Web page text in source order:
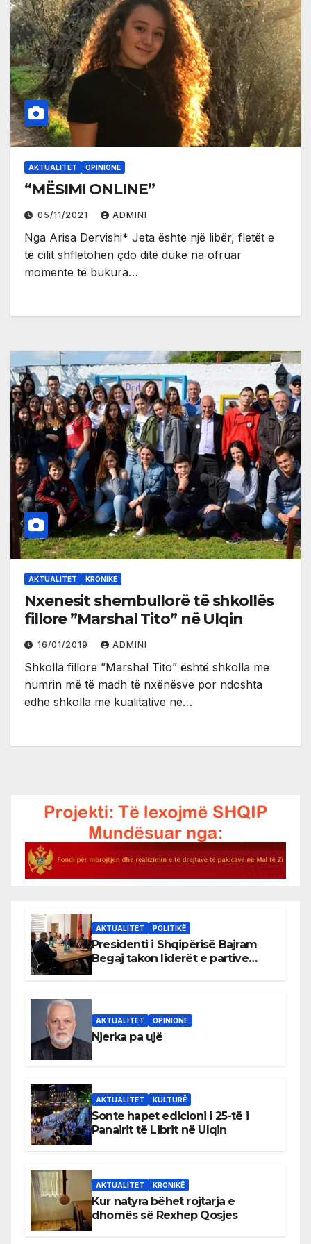
AKTUALITET OPINIONE
“MËSIMI ONLINE”
05/11/2021 ADMINI
Nga Arisa Dervishi* Jeta është një libër, fletët e
të cilit shfletohen çdo ditë duke na ofruar
momente të bukura…
AKTUALITET KRONIKË
Nxenesit shembullorë të shkollës
fillore ”Marshal Tito” në Ulqin
16/01/2019 ADMINI
Shkolla fillore ”Marshal Tito” është shkolla me
numrin më të madh të nxënësve por ndoshta
edhe shkolla më kualitative në…
AKTUALITET POLITIKË
Presidenti i Shqipërisë Bajram
Begaj takon liderët e partive
AKTUALITET OPINIONE
Njerka pa ujë
AKTUALITET KULTURË
Sonte hapet edicioni i 25-të i
Panairit të Librit në Ulqin
AKTUALITET KRONIKË
Kur natyra bëhet rojtarja e
dhomës së Rexhep Qosjes